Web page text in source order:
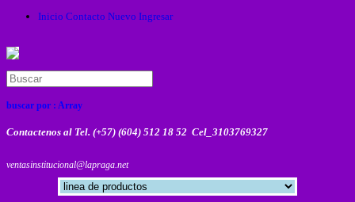
Inicio Contacto Nuevo Ingresar
buscar por : Array
Contactenos al Tel. (+57) (604) 512 18 52 Cel_3103769327
ventasinstitucional@lapraga.net